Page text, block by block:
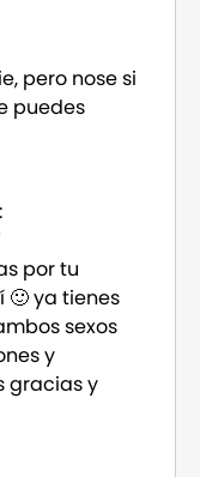
pero nose si
puedes
por tu
ya tienes
sexos
y
gracias y